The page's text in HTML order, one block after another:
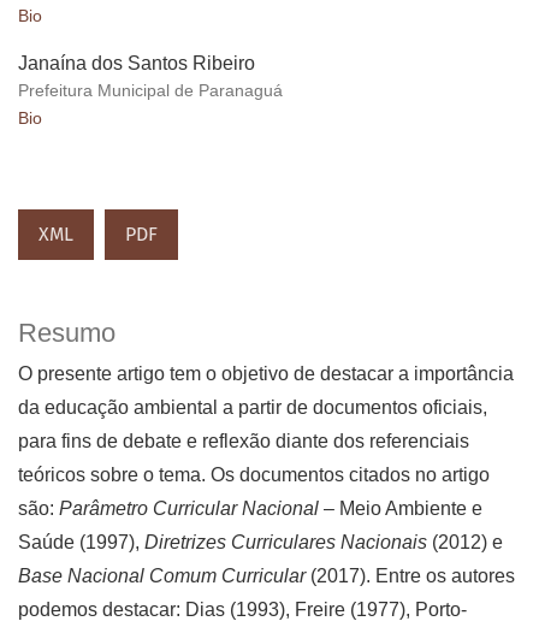
Bio
Janaína dos Santos Ribeiro
Prefeitura Municipal de Paranaguá
Bio
XML PDF
Resumo
O presente artigo tem o objetivo de destacar a importância
da educação ambiental a partir de documentos oficiais,
para fins de debate e reflexão diante dos referenciais
teóricos sobre o tema. Os documentos citados no artigo
são: Parâmetro Curricular Nacional – Meio Ambiente e
Saúde (1997), Diretrizes Curriculares Nacionais (2012) e
Base Nacional Comum Curricular(2017). Entre os autores
podemos destacar: Dias (1993), Freire (1977), Porto-